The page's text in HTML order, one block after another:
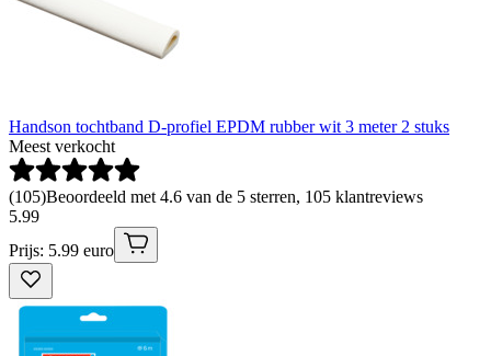
Handson tochtband D-profiel EPDM rubber wit 3 meter 2 stuks
Meest verkocht
(105)Beoordeeld met 4.6 van de 5 sterren, 105 klantreviews
5.99
Prijs: 5.99 euro